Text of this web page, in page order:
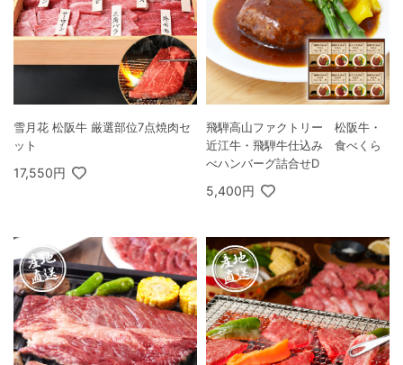
雪月花 松阪牛 厳選部位7点焼肉セ
ット
17,550円
飛騨高山ファクトリー 松阪牛・
近江牛・飛騨牛仕込み 食べくら
べハンバーグ詰合せD
5,400円